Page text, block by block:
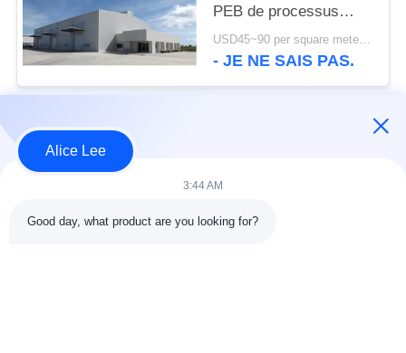
PEB de processus
établissant la norme de
l'OIN
USD45~90 per square meter MOQ:1000 mètres carrés
- JE NE SAIS PAS.
Catégories populaires Tous
structure métallique
métallique
Alice Lee
3:44 AM
Good day, what product are you looking for?